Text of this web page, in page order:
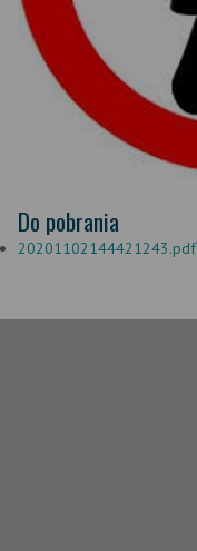
Do pobrania
20201102144421243.pdf